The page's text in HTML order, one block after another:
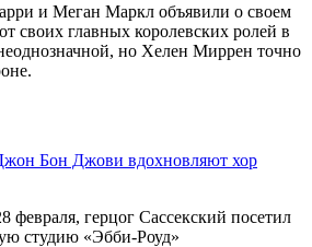
и Меган Маркл объявили о своем
своих главных королевских ролей в
но Хелен Миррен точно
Бон Джови вдохновляют хор
февраля, герцог Сассекский посетил
студию «Эбби-Роуд»